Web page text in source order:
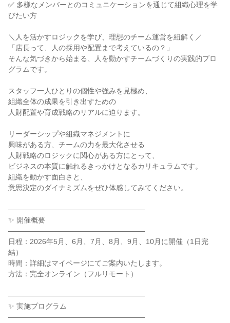
✅ 多様なメンバーとのコミュニケーションを通じて組織心理を学
びたい方
＼人を活かすロジックを学び、理想のチーム運営を紐解く／
「店長って、人の採用や配置まで考えているの？」
そんな気づきから始まる、人を動かすチームづくりの実践的プロ
グラムです。
スタッフ一人ひとりの個性や強みを見極め、
組織全体の成果を引き出すための
人財配置や育成戦略のリアルに迫ります。
リーダーシップや組織マネジメントに
興味がある方、チームの力を最大化させる
人財戦略のロジックに関心がある方にとって、
ビジネスの本質に触れるきっかけとなるカリキュラムです。
組織を動かす面白さと、
意思決定のダイナミズムをぜひ体感してみてください。
―――――――――――――――――――
✨ 開催概要
―――――――――――――――――――
日程：2026年5月、6月、7月、8月、9月、10月に開催（1日完
結）
時間：詳細はマイページにてご案内いたします。
方法：完全オンライン（フルリモート）
―――――――――――――――――――
✨ 実施プログラム
―――――――――――――――――――